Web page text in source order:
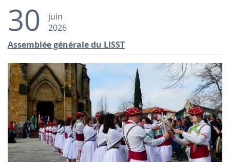
30
juin
2026
Assemblée générale du LISST